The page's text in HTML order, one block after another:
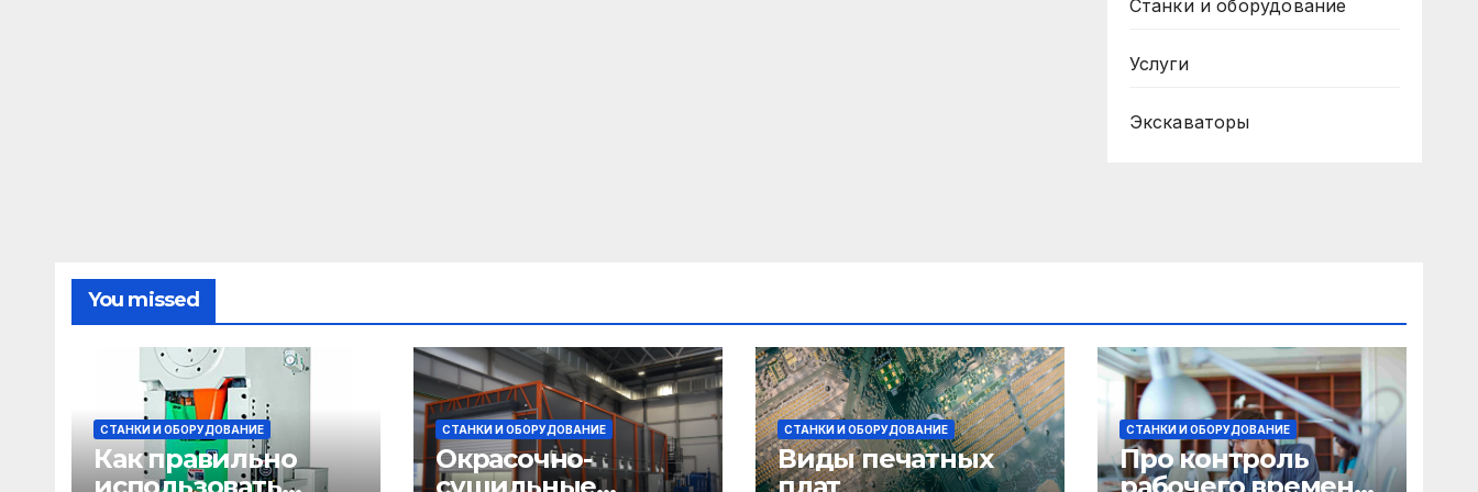
Станки и оборудование
Услуги
Экскаваторы
You missed
СТАНКИ И ОБОРУДОВАНИЕ
Как правильно
СТАНКИ И ОБОРУДОВАНИЕ
Окрасочно-
СТАНКИ И ОБОРУДОВАНИЕ
Виды печатных
СТАНКИ И ОБОРУДОВАНИЕ
Про контроль